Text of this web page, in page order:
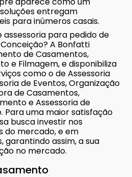
entregam
para inúmeros casais.
para pedido de
A Bonfatti
de Casamentos,
e Filmagem, e disponibiliza
como o de Assessoria
de Eventos, Organização
de Casamentos,
e Assessoria de
Para uma maior satisfação
busca investir nos
do mercado, e em
garantindo assim, a sua
no mercado.